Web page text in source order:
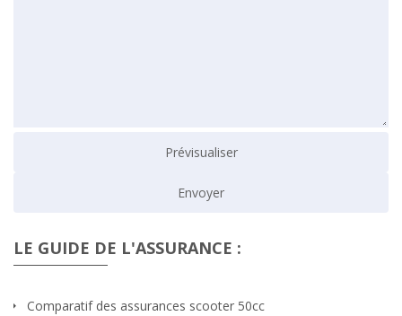
LE GUIDE DE L'ASSURANCE :
Comparatif des assurances scooter 50cc